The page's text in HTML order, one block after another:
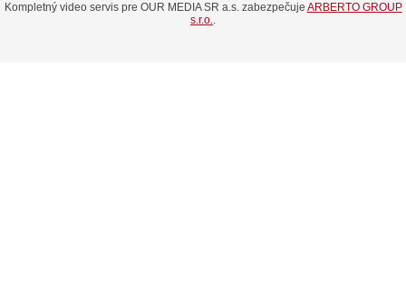
Kompletný video servis pre OUR MEDIA SR a.s. zabezpečuje ARBERTO GROUP
s.r.o..